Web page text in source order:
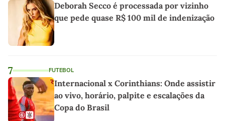
Deborah Secco é processada por vizinho
que pede quase R$ 100 mil de indenização
7 FUTEBOL
Internacional x Corinthians: Onde assistir
ao vivo, horário, palpite e escalações da
Copa do Brasil